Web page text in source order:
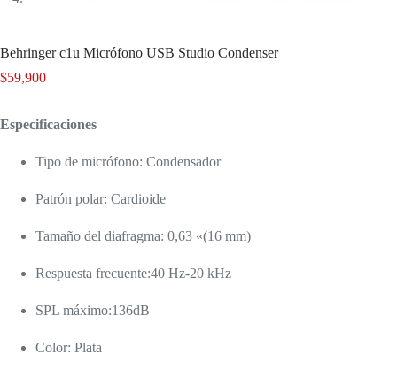
Behringer c1u Micrófono USB Studio Condenser
$59,900
Especificaciones
Tipo de micrófono: Condensador
Patrón polar: Cardioide
Tamaño del diafragma: 0,63 «(16 mm)
Respuesta frecuente:40 Hz-20 kHz
SPL máximo:136dB
Color: Plata